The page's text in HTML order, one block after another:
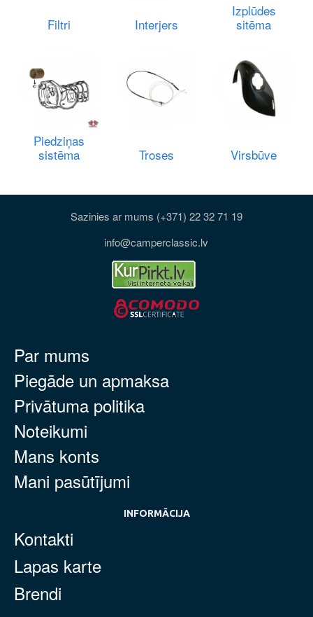
Filtri Interjers
Izplūdes
sitēma
Piedziņas
sistēma
Troses Virsbūve
Sazinies ar mums (+371) 22 32 71 19
info@camperclassic.lv
Par mums
Piegāde un apmaksa
Privātuma politika
Noteikumi
Mans konts
Mani pasūtījumi
INFORMĀCIJA
Kontakti
Lapas karte
Brendi